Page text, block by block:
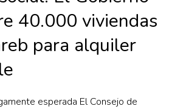
40.000 viviendas
para alquiler
esperada El Consejo de